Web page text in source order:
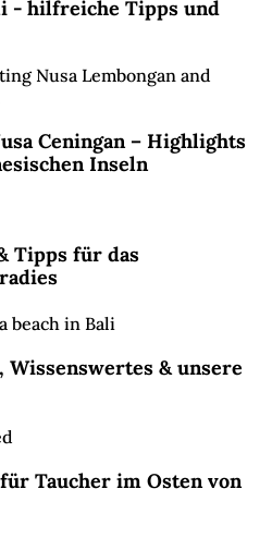
- hilfreiche Tipps und
Ceningan – Highlights
Inseln
Tipps für das
& unsere
Taucher im Osten von